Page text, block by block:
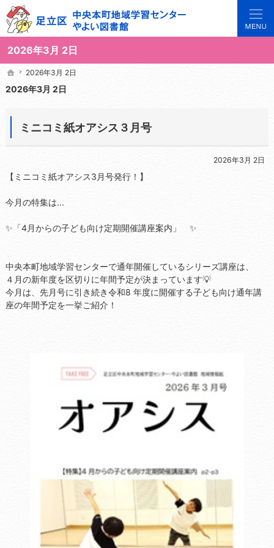
2026年3月 2日
3世代で楽しめる地域のひろば。当サイトでは地域の講座や施設をご案内しています。
足立区中央本町地域学習センターや図書館の総合案内サイト
ホーム
2026年3月 2日
2026年3月 2日
ミニコミ紙オアシス３月号
2026年3月 2日
【ミニコミ紙オアシス3月号発行！】
今月の特集は...
✨「4月からの子ども向け定期開催講座案内」 ✨
中央本町地域学習センターで通年開催しているシリーズ講座は、
４月の新年度を区切りに年間予定が決まっています💡
今月は、先月号に引き続き令和8 年度に開催する子ども向け通年講
座の年間予定を一挙ご紹介！
ホーム
2026年3月 2日